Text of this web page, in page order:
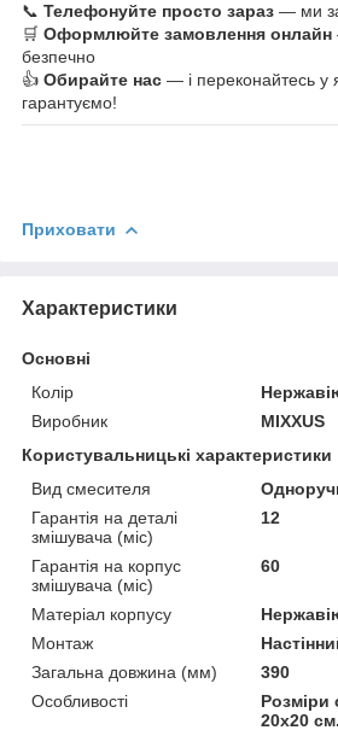
📞 Телефонуйте просто зараз — ми
🛒 Оформлюйте замовлення онлайн
безпечно
👍 Обирайте нас — і переконайтесь у
гарантуємо!
Приховати
Характеристики
Основні
Колір
Виробник
MIXXUS
Користувальницькі характеристики
Вид смесителя
Гарантія на деталі
змішувача (міс)
12
Гарантія на корпус
змішувача (міс)
60
Матеріал корпусу
Монтаж
Загальна довжина (мм)
390
Особливості
Розміри
20х20 см.